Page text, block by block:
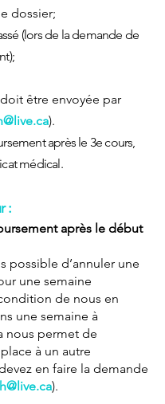
dossier;
ssé (lors de la demande de
nt);
être envoyée par
).
après le 3e cours,
médical.
:
après le début
possible d’annuler une
une semaine
de nous en
une semaine à
nous permet de
à un autre
en faire la demande
).